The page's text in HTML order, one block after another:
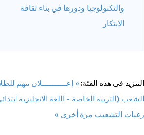
والتكنولوجيا ودورها في بناء ثقافة
الابتكار
المزيد فى هذه الفئة: « إعــــــــــلان مهم
الشعب (التربية الخاصة - اللغة الانجليزية
رغبات التشعيب مرة أخرى »